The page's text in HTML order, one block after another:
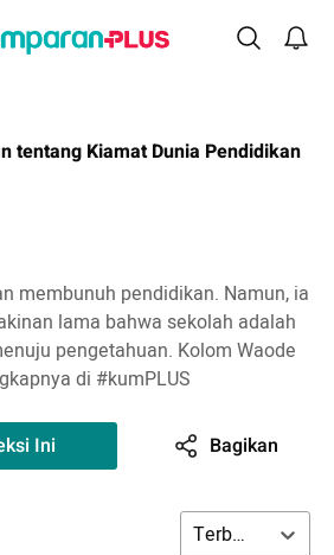
tentang Kiamat Dunia Pendidikan
membunuh pendidikan. Namun, ia
lama bahwa sekolah adalah
pengetahuan. Kolom Waode
di #kumPLUS
Ini Bagikan
Terbaru